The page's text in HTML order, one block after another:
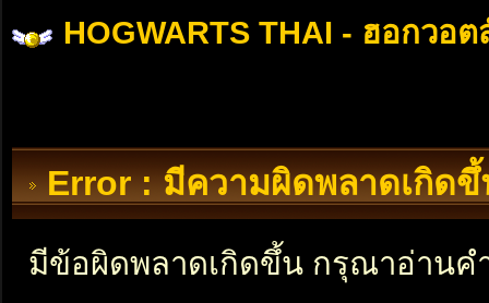
HOGWARTS THAI - ฮอกวอต
Error : มีความผิดพลาดเกิดขึ้
มีข้อผิดพลาดเกิดขึ้น กรุณาอ่านค